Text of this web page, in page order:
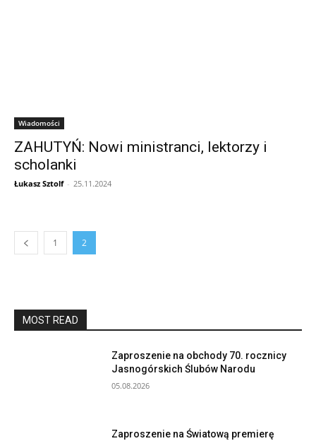
Wiadomości
ZAHUTYŃ: Nowi ministranci, lektorzy i
scholanki
Łukasz Sztolf - 25.11.2024
1 2
MOST READ
Zaproszenie na obchody 70. rocznicy
Jasnogórskich Ślubów Narodu
05.08.2026
Zaproszenie na Światową premierę